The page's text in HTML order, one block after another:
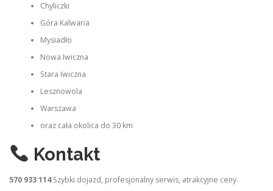
Chyliczki
Góra Kalwaria
Mysiadło
Nowa Iwiczna
Stara Iwiczna
Lesznowola
Warszawa
oraz cała okolica do 30 km
Kontakt
570 933 114Szybki dojazd, profesjonalny serwis, atrakcyjne ceny.